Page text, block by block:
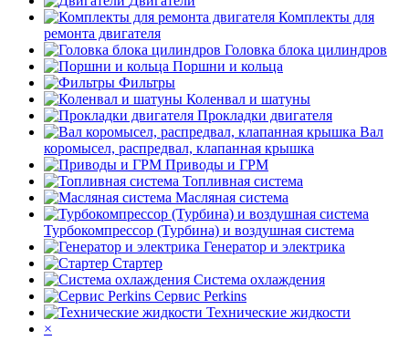
Комплекты для
ремонта двигателя
Головка блока цилиндров
Поршни и кольца
Фильтры
Коленвал и шатуны
Прокладки двигателя
Вал
коромысел, распредвал, клапанная крышка
Приводы и ГРМ
Топливная система
Масляная система
Турбокомпрессор (Турбина) и воздушная система
Генератор и электрика
Стартер
Система охлаждения
Сервис Perkins
Технические жидкости
×